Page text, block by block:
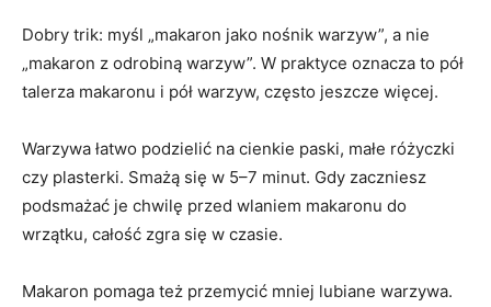
Dobry trik: myśl „makaron jako nośnik warzyw”, a nie
„makaron z odrobiną warzyw”. W praktyce oznacza to pół
talerza makaronu i pół warzyw, często jeszcze więcej.
Warzywa łatwo podzielić na cienkie paski, małe różyczki
czy plasterki. Smażą się w 5–7 minut. Gdy zaczniesz
podsmażać je chwilę przed wlaniem makaronu do
wrzątku, całość zgra się w czasie.
Makaron pomaga też przemycić mniej lubiane warzywa.